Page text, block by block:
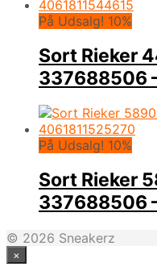
På Udsalg! 10%
Sort Rieker
337688506
På Udsalg! 10%
Sort Rieker
337688506
© 2026 Sneakerz
×